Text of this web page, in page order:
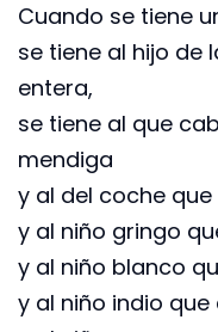
Cuando se tiene
se tiene al hijo de
entera,
se tiene al que
mendiga
y al del coche
y al niño gringo
y al niño blanco
y al niño indio